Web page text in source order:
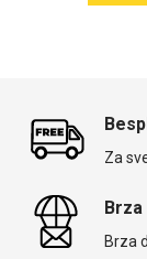
Za
Brza